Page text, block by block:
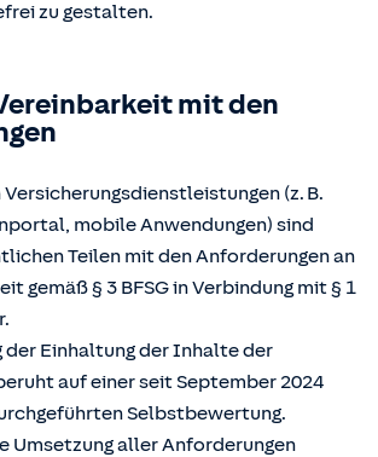
zu gestalten.
mit den
(z. B.
mobile Anwendungen) sind
Teilen mit den Anforderungen an
gemäß § 3 BFSG in Verbindung mit § 1
der Einhaltung der Inhalte der
auf einer seit September 2024
Selbstbewertung.
Umsetzung aller Anforderungen